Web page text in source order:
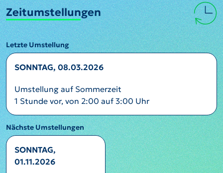
Zeitumstellungen
Letzte Umstellung
SONNTAG, 08.03.2026
Umstellung auf Sommerzeit
1 Stunde vor, von 2:00 auf 3:00 Uhr
Nächste Umstellungen
SONNTAG,
01.11.2026